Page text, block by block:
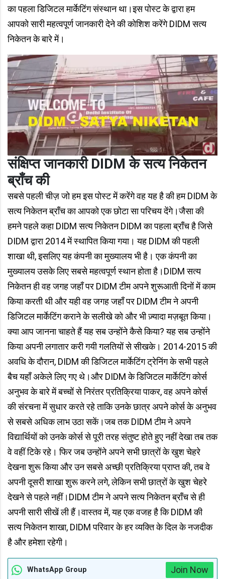
का पहला डिजिटल मार्केटिंग संस्थान था।इस पोस्ट के द्वारा हम
आपको सारी महत्वपूर्ण जानकारी देने की कोशिश करेंगे DIDM सत्य
निकेतन के बारे में।
संक्षिप्त जानकारी DIDM के सत्य निकेतन
ब्राँच की
सबसे पहली चीज़ जो हम इस पोस्ट में करेंगे वह यह है की हम DIDM के
सत्य निकेतन ब्राँच का आपको एक छोटा सा परिचय देंगे।जैसा की
हमने पहले कहा DIDM सत्य निकेतन DIDM का पहला ब्राँच है जिसे
DIDM द्वारा 2014 में स्थापित किया गया। यह DIDM की पहली
शाखा थी, इसलिए यह कंपनी का मुख्यालय भी है। एक कंपनी का
मुख्यालय उसके लिए सबसे महत्वपूर्ण स्थान होता है।DIDM सत्य
निकेतन ही वह जगह जहाँ पर DIDM टीम अपने शुरूआती दिनों में काम
किया करती थी और यही वह जगह जहाँ पर DIDM टीम ने अपनी
डिजिटल मार्केटिंग कराने के सलीखे को और भी ज़्यादा मज़बूत किया।
क्या आप जानना चाहते हैं यह सब उन्होंने कैसे किया? यह सब उन्होंने
किया अपनी लगातार करी गयी गलतियों से सीखके। 2014-2015 की
अवधि के दौरान, DIDM की डिजिटल मार्केटिंग ट्रेनिंग के सभी पहले
बैच यहाँ अकेले लिए गए थे।और DIDM के डिजिटल मार्केटिंग कोर्स
अनुभव के बारे में बच्चों से निरंतर प्रतिक्रिया पाकर, वह अपने कोर्स
की संरचना में सुधार करते रहे ताकि उनके छात्र अपने कोर्स के अनुभव
से सबसे अधिक लाभ उठा सकें।जब तक DIDM टीम ने अपने
विद्यार्थियों को उनके कोर्स से पूरी तरह संतुष्ट होते हुए नहीं देखा तब तक
वे वहीं टिके रहे। फिर जब उन्होंने अपने सभी छात्रों के खुश चेहरे
देखना शुरू किया और उन सबसे अच्छी प्रतिक्रिया प्राप्त की, तब वे
अपनी दूसरी शाखा शुरू करने लगे, लेकिन सभी छात्रों के खुश चेहरे
देखने से पहले नहीं।DIDM टीम ने अपने सत्य निकेतन ब्राँच से ही
अपनी सारी सीखें ली हैं।वास्तव में, यह एक वजह है कि DIDM की
सत्य निकेतन शाखा, DIDM परिवार के हर व्यक्ति के दिल के नजदीक
है और हमेशा रहेगी।
WhatsApp Group Join Now